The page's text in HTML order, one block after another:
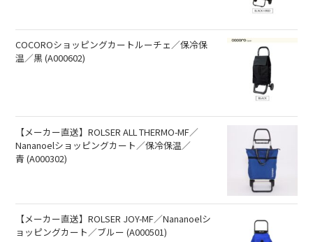
COCOROショッピングカートルーチェ／保冷保
温／黒 (A000602)
【メーカー直送】ROLSER ALL THERMO-MF／
Nananoelショッピングカート／保冷保温／
青 (A000302)
【メーカー直送】ROLSER JOY-MF／Nananoelシ
ョッピングカート／ブルー (A000501)